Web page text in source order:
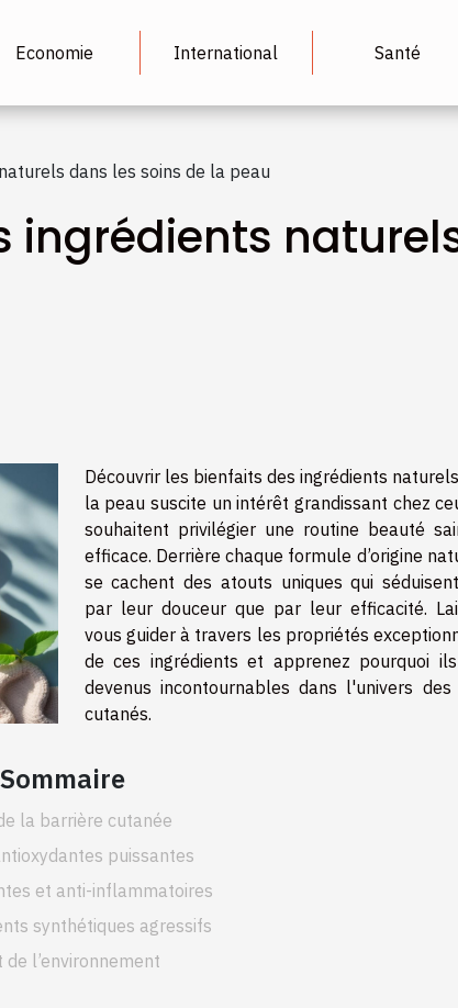
Economie International Santé
dans les soins de la peau
ingrédients
Sommaire
la barrière cutanée
puissantes
et anti-inflammatoires
synthétiques agressifs
de l’environnement
Découvrir les bienfaits des ingrédients
la peau suscite un intérêt grandissant chez
souhaitent privilégier une routine beauté
efficace. Derrière chaque formule d’origine
se cachent des atouts uniques qui
par leur douceur que par leur efficacité.
vous guider à travers les propriétés
de ces ingrédients et apprenez pourquoi
devenus incontournables dans l'univers des
cutanés.